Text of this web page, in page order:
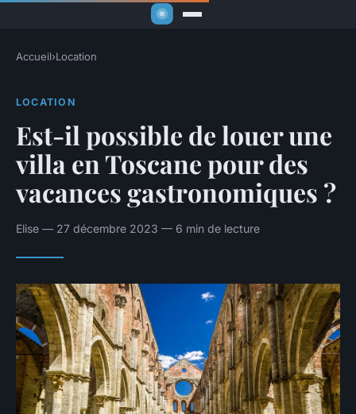
Accueil›Location
LOCATION
Est-il possible de louer une
villa en Toscane pour des
vacances gastronomiques ?
Elise — 27 décembre 2023 — 6 min de lecture